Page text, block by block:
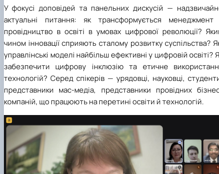
У фокусі доповідей та панельних дискусій —
актуальні питання: як трансформується менеджмент
провідництво в освіті в умовах цифрової революції?
чином інновації сприяють сталому розвитку суспільства?
управлінські моделі найбільш ефективні у цифровій освіті?
забезпечити цифрову інклюзію та етичне
технологій? Серед спікерів — урядовці, науковці,
представники мас-медіа, представники провідних
компаній, що працюють на перетині освіти й технологій.